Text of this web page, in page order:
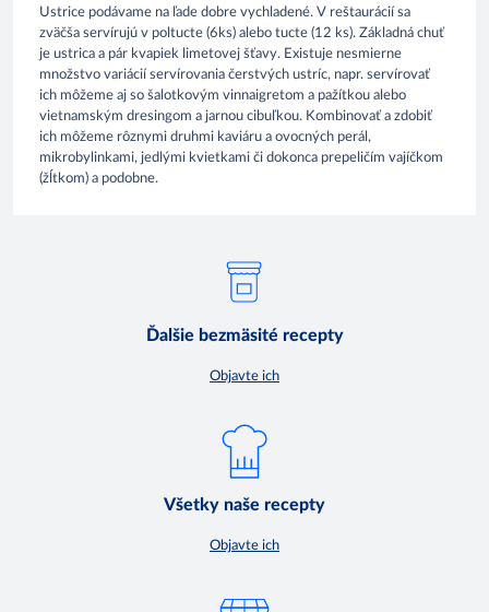
Ustrice podávame na ľade dobre vychladené. V reštaurácií sa
zväčša servírujú v poltucte (6ks) alebo tucte (12 ks). Základná chuť
je ustrica a pár kvapiek limetovej šťavy. Existuje nesmierne
množstvo variácií servírovania čerstvých ustríc, napr. servírovať
ich môžeme aj so šalotkovým vinnaigretom a pažítkou alebo
vietnamským dresingom a jarnou cibuľkou. Kombinovať a zdobiť
ich môžeme rôznymi druhmi kaviáru a ovocných perál,
mikrobylinkami, jedlými kvietkami či dokonca prepeličím vajíčkom
(žĺtkom) a podobne.
Ďalšie bezmäsité recepty
Objavte ich
Všetky naše recepty
Objavte ich